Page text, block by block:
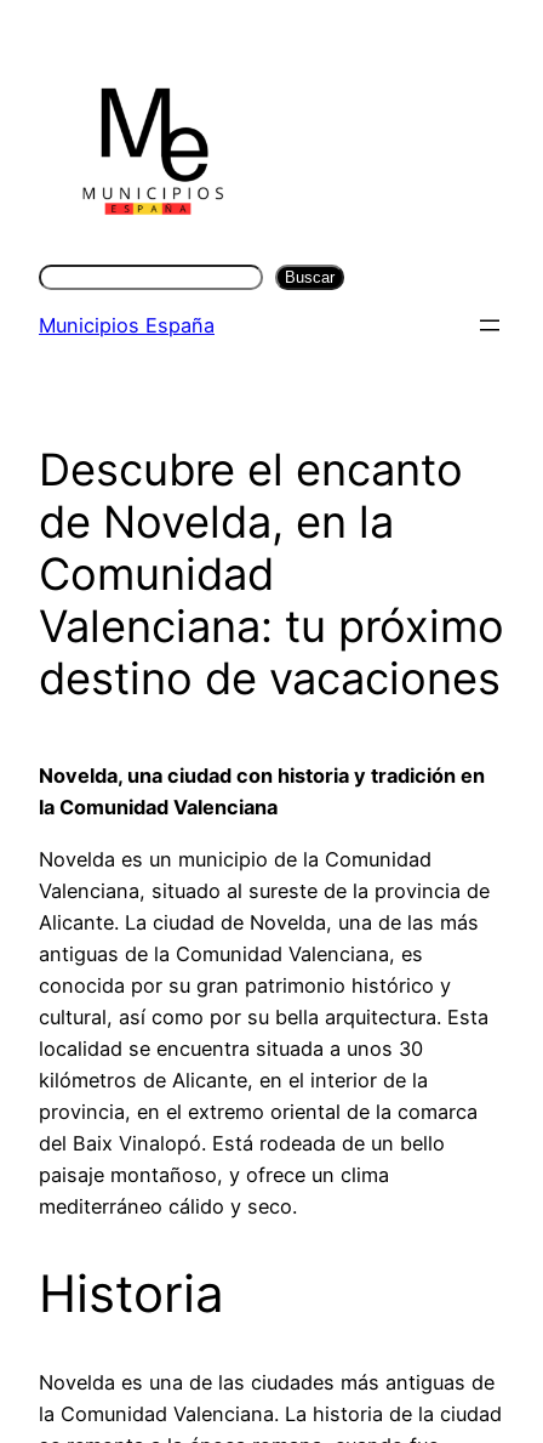
contenido
Buscar Buscar
Municipios España
Descubre el encanto
de Novelda, en la
Comunidad
Valenciana: tu próximo
destino de vacaciones
Novelda, una ciudad con historia y tradición en
la Comunidad Valenciana
Novelda es un municipio de la Comunidad
Valenciana, situado al sureste de la provincia de
Alicante. La ciudad de Novelda, una de las más
antiguas de la Comunidad Valenciana, es
conocida por su gran patrimonio histórico y
cultural, así como por su bella arquitectura. Esta
localidad se encuentra situada a unos 30
kilómetros de Alicante, en el interior de la
provincia, en el extremo oriental de la comarca
del Baix Vinalopó. Está rodeada de un bello
paisaje montañoso, y ofrece un clima
mediterráneo cálido y seco.
Historia
Novelda es una de las ciudades más antiguas de
la Comunidad Valenciana. La historia de la ciudad